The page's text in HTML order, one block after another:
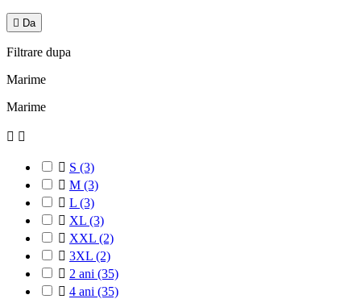
 Da
Filtrare dupa
Marime
Marime
 
 S (3)
 M (3)
 L (3)
 XL (3)
 XXL (2)
 3XL (2)
 2 ani (35)
 4 ani (35)